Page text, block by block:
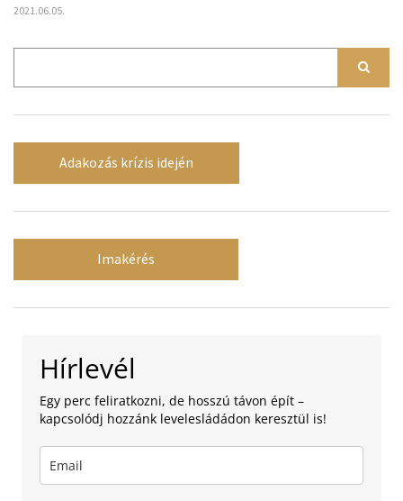
2021.06.05.
Adakozás krízis idején
Imakérés
Hírlevél
Egy perc feliratkozni, de hosszú távon épít –
kapcsolódj hozzánk levelesládádon keresztül is!